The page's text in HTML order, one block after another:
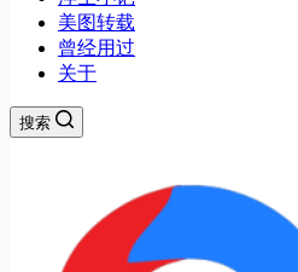
美图转载
曾经用过
关于
搜索